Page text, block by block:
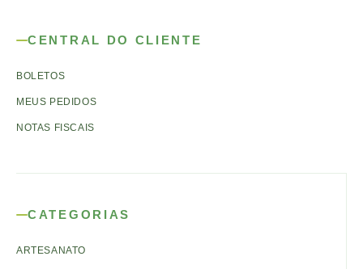
CENTRAL DO CLIENTE
BOLETOS
MEUS PEDIDOS
NOTAS FISCAIS
CATEGORIAS
ARTESANATO